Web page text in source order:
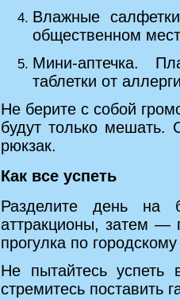
Влажные
общественном
Мини-аптечка.
таблетки от
Не берите с собой
будут только мешать.
рюкзак.
Как все успеть
Разделите день на
аттракционы, затем
прогулка по
Не пытайтесь успеть
стремитесь поставить